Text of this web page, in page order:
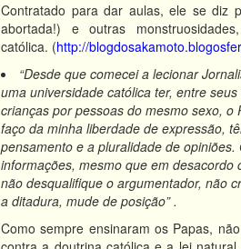
Contratado para dar aulas, ele se diz
abortada!) e outras
católica. (http://
“Desde que comecei a lecionar
uma universidade católica ter, entre
crianças por pessoas do mesmo sexo,
faço da minha liberdade de expressão,
pensamento e a pluralidade de
informações, mesmo que em
não desqualifique o argumentador, não
a ditadura, mude de posição” .
Como sempre ensinaram os Papas,